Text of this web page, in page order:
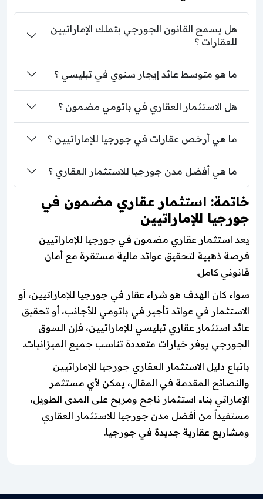
هل يسمح القانون الجورجي بتملك الإماراتيين
للعقارات ؟
ما هو متوسط عائد إيجار سنوي في تبليسي ؟
هل الاستثمار العقاري في باتومي مضمون ؟
ما هي أرخص عقارات في جورجيا للإماراتيين ؟
ما هي أفضل مدن جورجيا للاستثمار العقاري ؟
خاتمة: استثمار عقاري مضمون في
جورجيا للإماراتيين
يعد استثمار عقاري مضمون في جورجيا للإماراتيين
فرصة ذهبية لتحقيق عوائد مالية مستقرة مع أمان
قانوني كامل.
سواء كان الهدف هو شراء عقار في جورجيا للإماراتيين، أو
الاستثمار في عوائد تأجير في باتومي للأجانب، أو تحقيق
عائد استثمار عقاري تبليسي للإماراتيين، فإن السوق
الجورجي يوفر خيارات متعددة تناسب جميع الميزانيات.
باتباع دليل الاستثمار العقاري جورجيا للإماراتيين
والنصائح المقدمة في المقال، يمكن لأي مستثمر
الإماراتي بناء استثمار ناجح ومربح على المدى الطويل،
مستفيداً من أفضل مدن جورجيا للاستثمار العقاري
ومشاريع عقارية جديدة في جورجيا.